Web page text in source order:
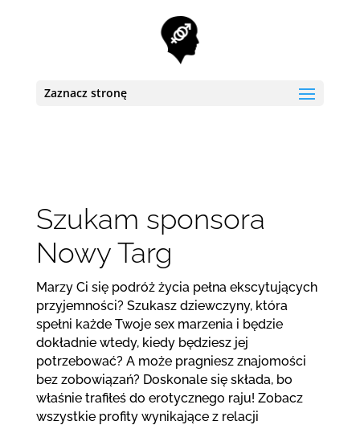
Zaznacz stronę
Szukam sponsora
Nowy Targ
Marzy Ci się podróż życia pełna ekscytujących
przyjemności? Szukasz dziewczyny, która
spełni każde Twoje sex marzenia i będzie
dokładnie wtedy, kiedy będziesz jej
potrzebować? A może pragniesz znajomości
bez zobowiązań? Doskonale się składa, bo
właśnie trafiłeś do erotycznego raju! Zobacz
wszystkie profity wynikające z relacji